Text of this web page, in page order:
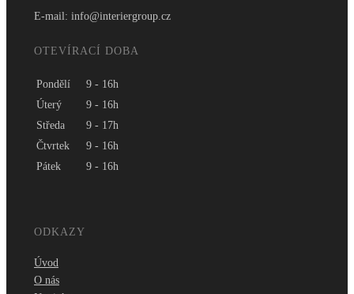
E-mail: info@interiergroup.cz
OTEVÍRACÍ DOBA
Pondělí
9 - 16h
Úterý
9 - 16h
Středa
9 - 17h
Čtvrtek
9 - 16h
Pátek
9 - 16h
ODKAZY
Úvod
O nás